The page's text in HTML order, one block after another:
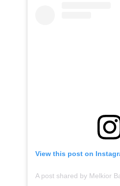
View this post on
A post shared by Melkior